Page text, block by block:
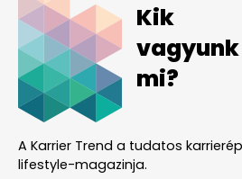
Kik
vagyunk
mi?
A Karrier Trend a tudatos
lifestyle-magazinja.